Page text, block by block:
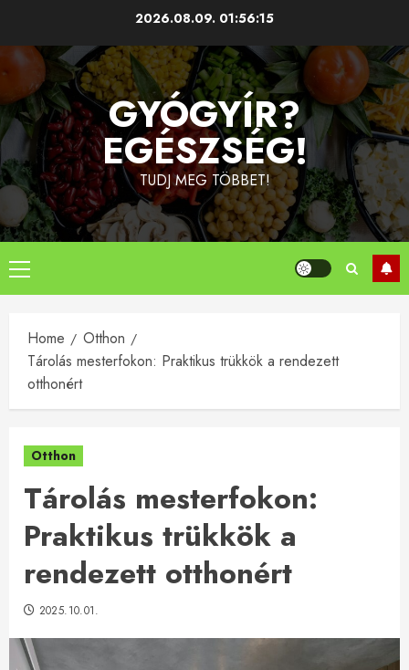
content
2026.08.09. 01:56:16
GYÓGYÍR?
EGÉSZSÉG!
TUDJ MEG TÖBBET!
Primary
Menu
Home
Otthon
Tárolás mesterfokon: Praktikus trükkök a rendezett
otthonért
Otthon
Tárolás mesterfokon:
Praktikus trükkök a
rendezett otthonért
2025.10.01.